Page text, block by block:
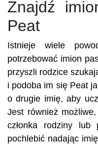
Znajdź
Peat
Istnieje wiele
potrzebować imion
przyszli rodzice
i podoba im się Peat
o drugie imię, aby
Jest również
członka rodziny lub
pochlebić nadając